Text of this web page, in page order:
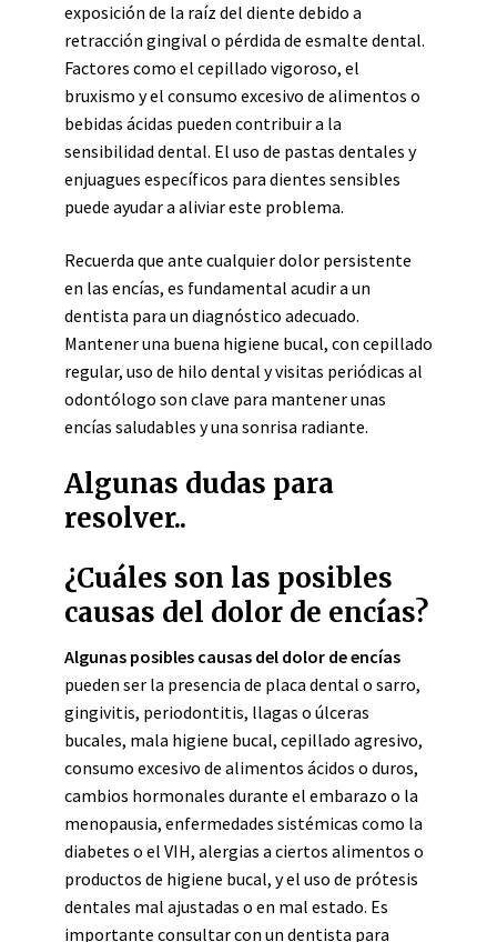
exposición de la raíz del diente debido a
retracción gingival o pérdida de esmalte dental.
Factores como el cepillado vigoroso, el
bruxismo y el consumo excesivo de alimentos o
bebidas ácidas pueden contribuir a la
sensibilidad dental. El uso de pastas dentales y
enjuagues específicos para dientes sensibles
puede ayudar a aliviar este problema.
Recuerda que ante cualquier dolor persistente
en las encías, es fundamental acudir a un
dentista para un diagnóstico adecuado.
Mantener una buena higiene bucal, con cepillado
regular, uso de hilo dental y visitas periódicas al
odontólogo son clave para mantener unas
encías saludables y una sonrisa radiante.
Algunas dudas para
resolver..
¿Cuáles son las posibles
causas del dolor de encías?
Algunas posibles causas del dolor de encías
pueden ser la presencia de placa dental o sarro,
gingivitis, periodontitis, llagas o úlceras
bucales, mala higiene bucal, cepillado agresivo,
consumo excesivo de alimentos ácidos o duros,
cambios hormonales durante el embarazo o la
menopausia, enfermedades sistémicas como la
diabetes o el VIH, alergias a ciertos alimentos o
productos de higiene bucal, y el uso de prótesis
dentales mal ajustadas o en mal estado. Es
importante consultar con un dentista para